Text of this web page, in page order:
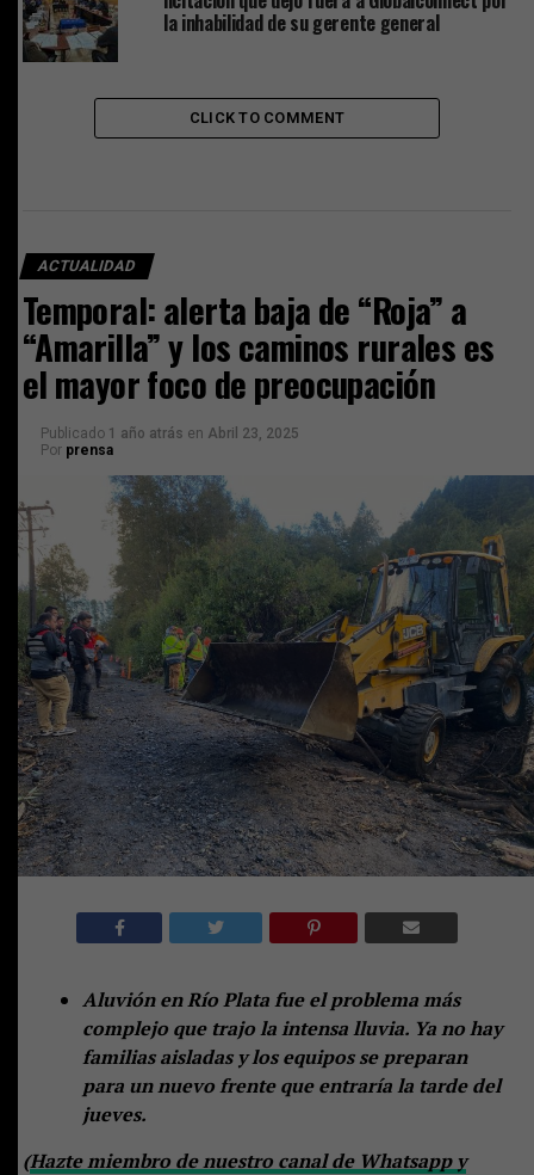
la inhabilidad de su gerente general
CLICK TO COMMENT
ACTUALIDAD
Temporal: alerta baja de “Roja” a
“Amarilla” y los caminos rurales es
el mayor foco de preocupación
Publicado 1 año atrás en Abril 23, 2025
Por prensa
Aluvión en Río Plata fue el problema más
complejo que trajo la intensa lluvia. Ya no hay
familias aisladas y los equipos se preparan
para un nuevo frente que entraría la tarde del
jueves.
(Hazte miembro de nuestro canal de Whatsapp y